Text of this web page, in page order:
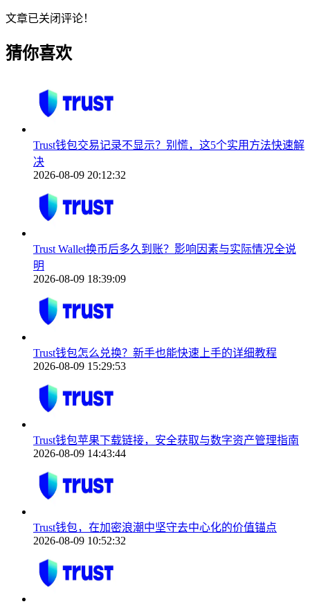
文章已关闭评论！
猜你喜欢
Trust钱包交易记录不显示？别慌，这5个实用方法快速解
决
2026-08-09 20:12:32
Trust Wallet换币后多久到账？影响因素与实际情况全说
明
2026-08-09 18:39:09
Trust钱包怎么兑换？新手也能快速上手的详细教程
2026-08-09 15:29:53
Trust钱包苹果下载链接，安全获取与数字资产管理指南
2026-08-09 14:43:44
Trust钱包，在加密浪潮中坚守去中心化的价值锚点
2026-08-09 10:52:32